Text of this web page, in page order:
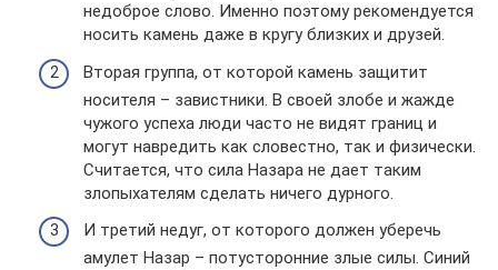
недоброе слово. Именно поэтому рекомендуется
носить камень даже в кругу близких и друзей.
Вторая группа, от которой камень защитит
носителя – завистники. В своей злобе и жажде
чужого успеха люди часто не видят границ и
могут навредить как словестно, так и физически.
Считается, что сила Назара не дает таким
злопыхателям сделать ничего дурного.
И третий недуг, от которого должен уберечь
амулет Назар – потусторонние злые силы. Синий